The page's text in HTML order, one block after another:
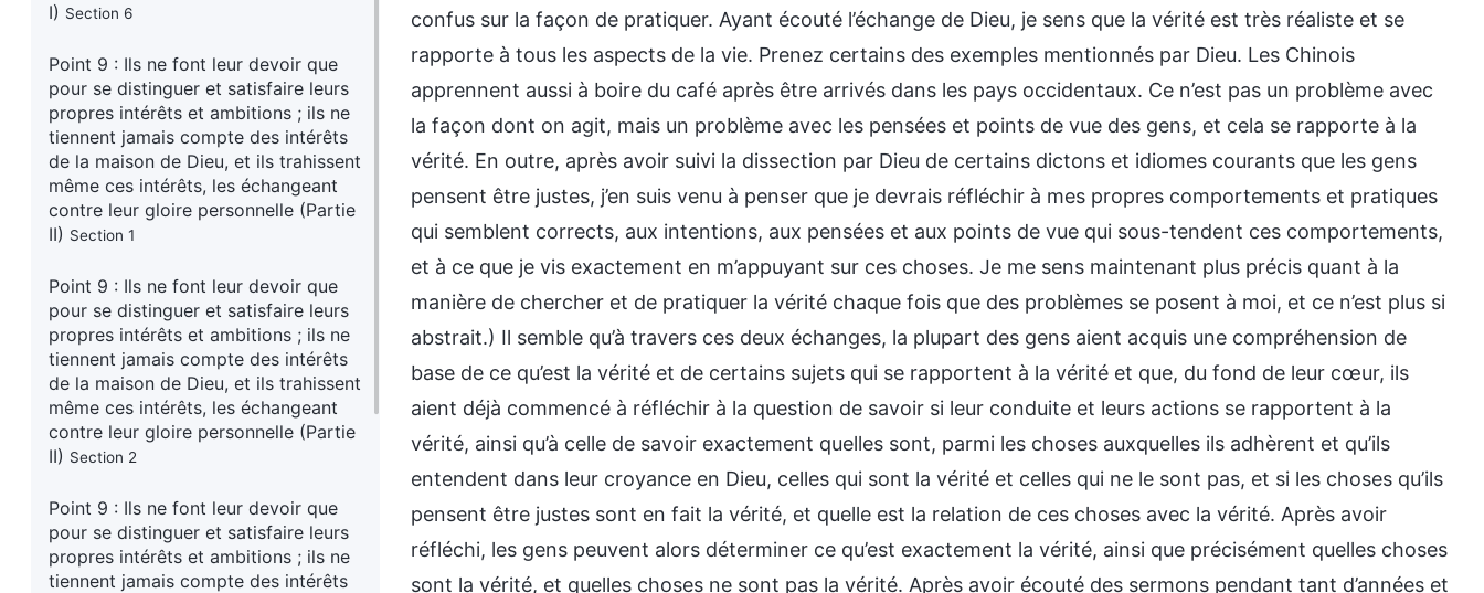
I) Section 6
Point 9 : Ils ne font leur devoir que
pour se distinguer et satisfaire leurs
propres intérêts et ambitions ; ils ne
tiennent jamais compte des intérêts
de la maison de Dieu, et ils trahissent
même ces intérêts, les échangeant
contre leur gloire personnelle (Partie
II) Section 1
Point 9 : Ils ne font leur devoir que
pour se distinguer et satisfaire leurs
propres intérêts et ambitions ; ils ne
tiennent jamais compte des intérêts
de la maison de Dieu, et ils trahissent
même ces intérêts, les échangeant
contre leur gloire personnelle (Partie
II) Section 2
Point 9 : Ils ne font leur devoir que
pour se distinguer et satisfaire leurs
propres intérêts et ambitions ; ils ne
tiennent jamais compte des intérêts